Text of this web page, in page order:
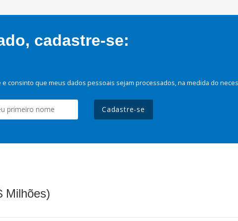
cadastre-se:
consinto que meus dados pessoais sejam processados, na medida do
Cadastre-se
Milhões)